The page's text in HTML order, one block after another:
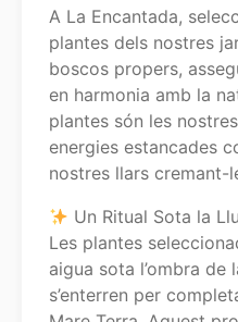
A La Encantada,
plantes dels nostres
boscos propers,
en harmonia amb la
plantes són les
energies estancades
nostres llars cremant-
Un Ritual Sota la
Les plantes
aigua sota l’ombra de
s’enterren per